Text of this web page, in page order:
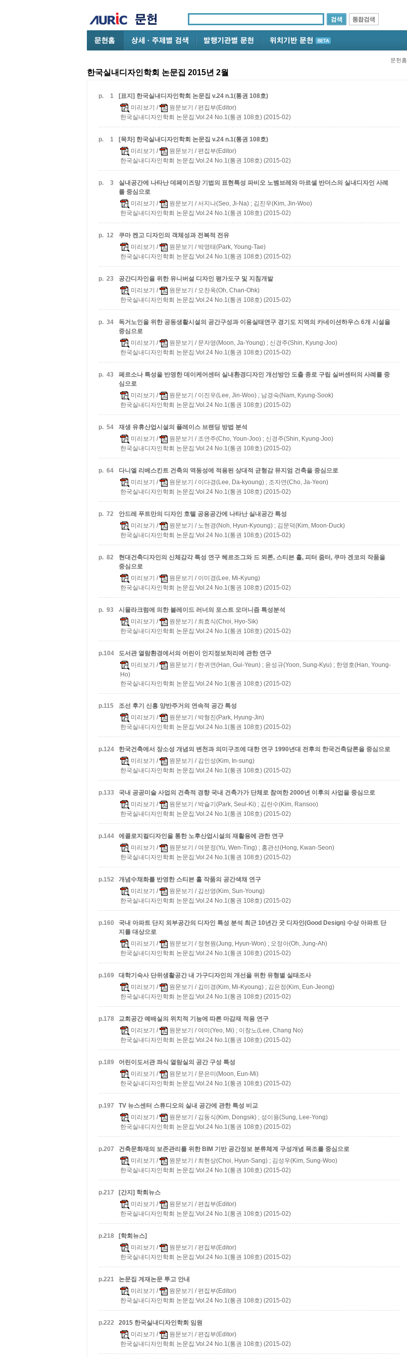
문헌홈
한국실내디자인학회 논문집 2015년 2월
p. 1
[표지] 한국실내디자인학회 논문집 v.24 n.1(통권 108호)
미리보기 / 원문보기 / 편집부(Editor)
한국실내디자인학회 논문집:Vol.24 No.1(통권 108호) (2015-02)
p. 1
[목차] 한국실내디자인학회 논문집 v.24 n.1(통권 108호)
미리보기 / 원문보기 / 편집부(Editor)
한국실내디자인학회 논문집:Vol.24 No.1(통권 108호) (2015-02)
p. 3 실내공간에 나타난 데페이즈망 기법의 표현특성 파비오 노벰브레와 마르셀 반더스의 실내디자인 사례
를 중심으로
미리보기 / 원문보기 / 서지나(Seo, Ji-Na) ; 김진우(Kim, Jin-Woo)
한국실내디자인학회 논문집:Vol.24 No.1(통권 108호) (2015-02)
p. 12
쿠마 켄고 디자인의 객체성과 전복적 전유
미리보기 / 원문보기 / 박영태(Park, Young-Tae)
한국실내디자인학회 논문집:Vol.24 No.1(통권 108호) (2015-02)
p. 23
공간디자인을 위한 유니버설 디자인 평가도구 및 지침개발
미리보기 / 원문보기 / 오찬옥(Oh, Chan-Ohk)
한국실내디자인학회 논문집:Vol.24 No.1(통권 108호) (2015-02)
p. 34 독거노인을 위한 공동생활시설의 공간구성과 이용실태연구 경기도 지역의 카네이션하우스 6개 시설을
중심으로
미리보기 / 원문보기 / 문자영(Moon, Ja-Young) ; 신경주(Shin, Kyung-Joo)
한국실내디자인학회 논문집:Vol.24 No.1(통권 108호) (2015-02)
p. 43 페르소나 특성을 반영한 데이케어센터 실내환경디자인 개선방안 도출 종로 구립 실버센터의 사례를 중
심으로
미리보기 / 원문보기 / 이진우(Lee, Jin-Woo) ; 남경숙(Nam, Kyung-Sook)
한국실내디자인학회 논문집:Vol.24 No.1(통권 108호) (2015-02)
p. 54
재생 유휴산업시설의 플레이스 브랜딩 방법 분석
미리보기 / 원문보기 / 조연주(Cho, Youn-Joo) ; 신경주(Shin, Kyung-Joo)
한국실내디자인학회 논문집:Vol.24 No.1(통권 108호) (2015-02)
p. 64 다니엘 리베스킨트 건축의 역동성에 적용된 상대적 균형감 뮤지엄 건축을 중심으로
미리보기 / 원문보기 / 이다경(Lee, Da-kyoung) ; 조자연(Cho, Ja-Yeon)
한국실내디자인학회 논문집:Vol.24 No.1(통권 108호) (2015-02)
p. 72
안드레 푸트만의 디자인 호텔 공용공간에 나타난 실내공간 특성
미리보기 / 원문보기 / 노현경(Noh, Hyun-Kyoung) ; 김문덕(Kim, Moon-Duck)
한국실내디자인학회 논문집:Vol.24 No.1(통권 108호) (2015-02)
p. 82 현대건축디자인의 신체감각 특성 연구 헤르조그와 드 뫼론, 스티븐 홀, 피터 줌터, 쿠마 겐코의 작품을
중심으로
미리보기 / 원문보기 / 이미경(Lee, Mi-Kyung)
한국실내디자인학회 논문집:Vol.24 No.1(통권 108호) (2015-02)
p. 93
시뮬라크럼에 의한 블레이드 러너의 포스트 모더니즘 특성분석
미리보기 / 원문보기 / 최효식(Choi, Hyo-Sik)
한국실내디자인학회 논문집:Vol.24 No.1(통권 108호) (2015-02)
p.104
도서관 열람환경에서의 어린이 인지정보처리에 관한 연구
미리보기 / 원문보기 / 한귀연(Han, Gui-Yeun) ; 윤성규(Yoon, Sung-Kyu) ; 한영호(Han, Young-
Ho)
한국실내디자인학회 논문집:Vol.24 No.1(통권 108호) (2015-02)
p.115
조선 후기 신흥 양반주거의 연속적 공간 특성
미리보기 / 원문보기 / 박형진(Park, Hyung-Jin)
한국실내디자인학회 논문집:Vol.24 No.1(통권 108호) (2015-02)
p.124 한국건축에서 장소성 개념의 변천과 의미구조에 대한 연구 1990년대 전후의 한국건축담론을 중심으로
미리보기 / 원문보기 / 김인성(Kim, In-sung)
한국실내디자인학회 논문집:Vol.24 No.1(통권 108호) (2015-02)
p.133 국내 공공미술 사업의 건축적 경향 국내 건축가가 단체로 참여한 2000년 이후의 사업을 중심으로
미리보기 / 원문보기 / 박슬기(Park, Seul-Ki) ; 김란수(Kim, Ransoo)
한국실내디자인학회 논문집:Vol.24 No.1(통권 108호) (2015-02)
p.144
에콜로지컬디자인을 통한 노후산업시설의 재활용에 관한 연구
미리보기 / 원문보기 / 여문정(Yu, Wen-Ting) ; 홍관선(Hong, Kwan-Seon)
한국실내디자인학회 논문집:Vol.24 No.1(통권 108호) (2015-02)
p.152
개념수채화를 반영한 스티븐 홀 작품의 공간색채 연구
미리보기 / 원문보기 / 김선영(Kim, Sun-Young)
한국실내디자인학회 논문집:Vol.24 No.1(통권 108호) (2015-02)
p.160 국내 아파트 단지 외부공간의 디자인 특성 분석 최근 10년간 굿 디자인(Good Design) 수상 아파트 단
지를 대상으로
미리보기 / 원문보기 / 정현원(Jung, Hyun-Won) ; 오정아(Oh, Jung-Ah)
한국실내디자인학회 논문집:Vol.24 No.1(통권 108호) (2015-02)
p.169
대학기숙사 단위생활공간 내 가구디자인의 개선을 위한 유형별 실태조사
미리보기 / 원문보기 / 김미경(Kim, Mi-Kyoung) ; 김은정(Kim, Eun-Jeong)
한국실내디자인학회 논문집:Vol.24 No.1(통권 108호) (2015-02)
p.178
교회공간 예배실의 위치적 기능에 따른 마감재 적용 연구
미리보기 / 원문보기 / 여미(Yeo, Mi) ; 이창노(Lee, Chang No)
한국실내디자인학회 논문집:Vol.24 No.1(통권 108호) (2015-02)
p.189
어린이도서관 좌식 열람실의 공간 구성 특성
미리보기 / 원문보기 / 문은미(Moon, Eun-Mi)
한국실내디자인학회 논문집:Vol.24 No.1(통권 108호) (2015-02)
p.197
TV 뉴스센터 스튜디오의 실내 공간에 관한 특성 비교
미리보기 / 원문보기 / 김동식(Kim, Dongsik) ; 성이용(Sung, Lee-Yong)
한국실내디자인학회 논문집:Vol.24 No.1(통권 108호) (2015-02)
p.207 건축문화재의 보존관리를 위한 BIM 기반 공간정보 분류체계 구성개념 목조를 중심으로
미리보기 / 원문보기 / 최현상(Choi, Hyun-Sang) ; 김성우(Kim, Sung-Woo)
한국실내디자인학회 논문집:Vol.24 No.1(통권 108호) (2015-02)
p.217
[간지] 학회뉴스
미리보기 / 원문보기 / 편집부(Editor)
한국실내디자인학회 논문집:Vol.24 No.1(통권 108호) (2015-02)
p.218
[학회뉴스]
미리보기 / 원문보기 / 편집부(Editor)
한국실내디자인학회 논문집:Vol.24 No.1(통권 108호) (2015-02)
p.221
논문집 게재논문 투고 안내
미리보기 / 원문보기 / 편집부(Editor)
한국실내디자인학회 논문집:Vol.24 No.1(통권 108호) (2015-02)
p.222
2015 한국실내디자인학회 임원
미리보기 / 원문보기 / 편집부(Editor)
한국실내디자인학회 논문집:Vol.24 No.1(통권 108호) (2015-02)